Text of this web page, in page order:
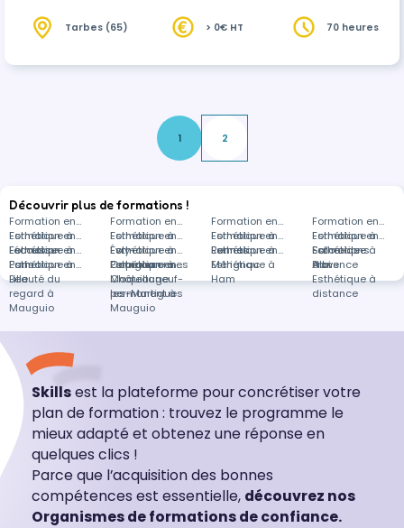
client(e) afin d’apporter une réponse adaptée à
Analyser les caractéristiques des ongles et des
prestation Informer le/la client(…
Tarbes (65) > 0€ HT 70 heures
1 2
Découvrir plus de formations !
Formation en
Esthétique à
Lécousse
Formation en
Esthétique à
Évry-
Courcouronnes
Formation en
Esthétique à
Rennes
Formation en
Esthétique à
Salon-de-
Provence
Formation en
Esthétique à
Paris
Formation en
Esthétique à
Perpignan
Formation en
Esthétique à
Mérignac
Formation en
Esthétique à
Albi
Formation en
Esthétique à
Lille
Formation en
Esthétique à
Châteauneuf-
les-Martigues
Formation en
Esthétique à
Ham
Formations
dans
Esthétique à
distance
Formation en
Beauté du
regard à
Mauguio
Formation en
Maquillage
permanent à
Mauguio
Skillsest la plateforme pour concrétiser votre
plan de formation : trouvez le programme le
mieux adapté et obtenez une réponse en
quelques clics !
Parce que l’acquisition des bonnes
compétences est essentielle, découvrez nos
Organismes de formations de confiance.